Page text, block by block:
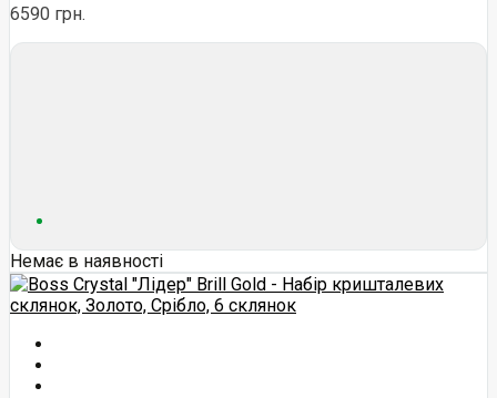
6590 грн.
Немає в наявності